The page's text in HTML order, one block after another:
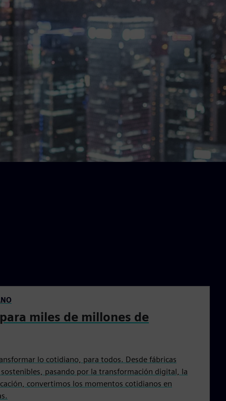
miles de millones de
lo cotidiano, para todos. Desde fábricas
pasando por la transformación digital, la
convertimos los momentos cotidianos en